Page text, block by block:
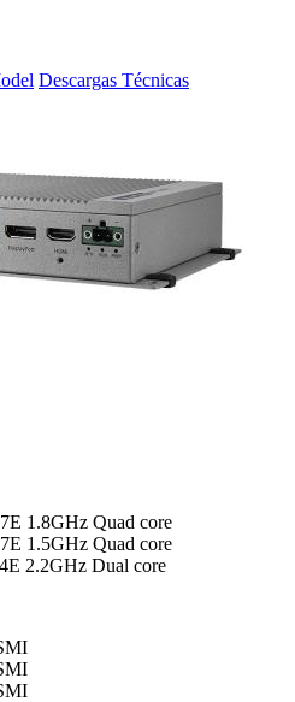
Descargas Técnicas
1.8GHz Quad core
1.5GHz Quad core
2.2GHz Dual core